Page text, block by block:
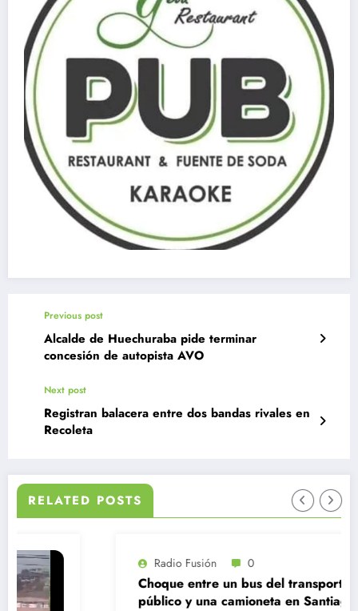
Previous post
Alcalde de Huechuraba pide terminar
concesión de autopista AVO
Next post
Registran balacera entre dos bandas rivales en
Recoleta
RELATED POSTS
Radio Fusión 0
Choque entre un bus del transporte
público y una camioneta en Santiago